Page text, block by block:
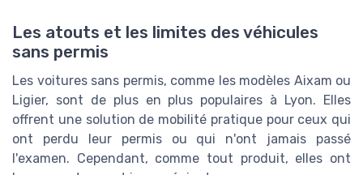
Les atouts et les limites des véhicules
sans permis
Les voitures sans permis, comme les modèles Aixam ou
Ligier, sont de plus en plus populaires à Lyon. Elles
offrent une solution de mobilité pratique pour ceux qui
ont perdu leur permis ou qui n'ont jamais passé
l'examen. Cependant, comme tout produit, elles ont